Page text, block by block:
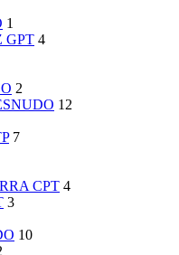
1
GPT 4
2
12
7
CPT 4
3
10